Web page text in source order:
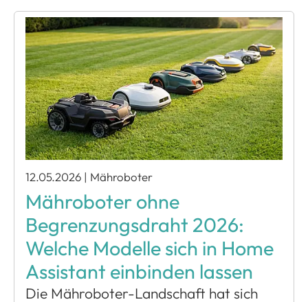
12.05.2026 | Mähroboter
Mähroboter ohne
Begrenzungsdraht 2026:
Welche Modelle sich in Home
Assistant einbinden lassen
Die Mähroboter-Landschaft hat sich